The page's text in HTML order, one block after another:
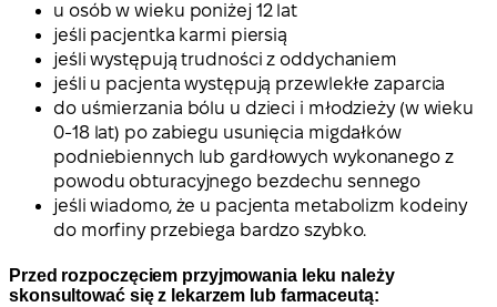
u osób w wieku poniżej 12 lat
jeśli pacjentka karmi piersią
jeśli występują trudności z oddychaniem
jeśli u pacjenta występują przewlekłe zaparcia
do uśmierzania bólu u dzieci i młodzieży (w wieku
0-18 lat) po zabiegu usunięcia migdałków
podniebiennych lub gardłowych wykonanego z
powodu obturacyjnego bezdechu sennego
jeśli wiadomo, że u pacjenta metabolizm kodeiny
do morfiny przebiega bardzo szybko.
Przed rozpoczęciem przyjmowania leku należy
skonsultować się z lekarzem lub farmaceutą: